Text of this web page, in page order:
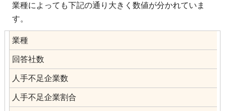
業種によっても下記の通り大きく数値が分かれていま
す。
業種
回答社数
人手不足企業数
人手不足企業割合